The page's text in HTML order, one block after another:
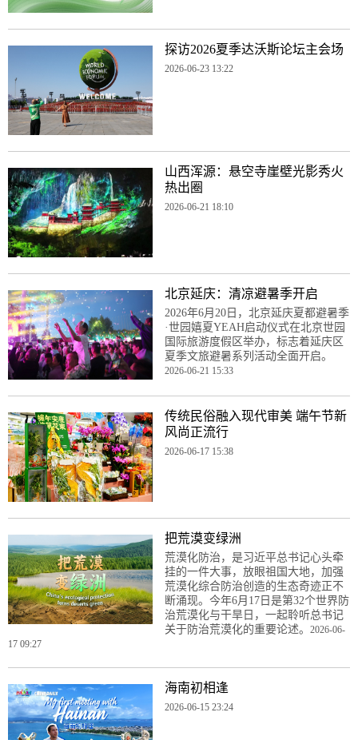
探访2026夏季达沃斯论坛主会场
2026-06-23 13:22
山西浑源：悬空寺崖壁光影秀火
热出圈
2026-06-21 18:10
北京延庆：清凉避暑季开启
2026年6月20日，北京延庆夏都避暑季
·世园嬉夏YEAH启动仪式在北京世园
国际旅游度假区举办，标志着延庆区
夏季文旅避暑系列活动全面开启。
2026-06-21 15:33
传统民俗融入现代审美 端午节新
风尚正流行
2026-06-17 15:38
把荒漠变绿洲
荒漠化防治，是习近平总书记心头牵
挂的一件大事，放眼祖国大地，加强
荒漠化综合防治创造的生态奇迹正不
断涌现。今年6月17日是第32个世界防
治荒漠化与干旱日，一起聆听总书记
关于防治荒漠化的重要论述。 2026-06-
17 09:27
海南初相逢
2026-06-15 23:24